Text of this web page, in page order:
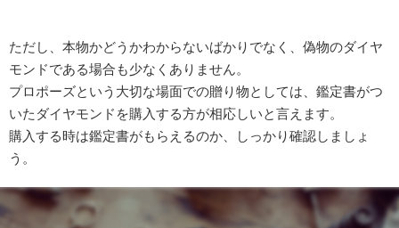
ただし、本物かどうかわからないばかりでなく、偽物のダイヤ
モンドである場合も少なくありません。
プロポーズという大切な場面での贈り物としては、鑑定書がつ
いたダイヤモンドを購入する方が相応しいと言えます。
購入する時は鑑定書がもらえるのか、しっかり確認しましょ
う。